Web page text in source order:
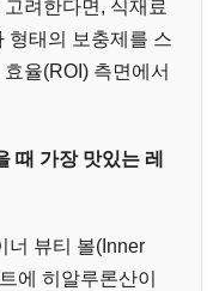
려한다면, 식재료
형태의 보충제를 스
율(ROI) 측면에서
때 가장 맛있는 레
너 뷰티 볼(Inner
에 히알루론산이